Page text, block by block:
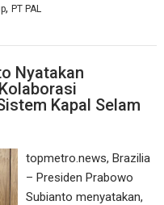
,PT PAL
Nyatakan
Kapal Selam
topmetro.news, Brazilia
– Presiden Prabowo
Subianto menyatakan,